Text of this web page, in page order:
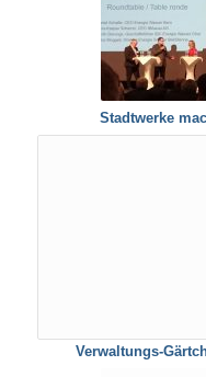
Stadtwerke
Verwaltungs-